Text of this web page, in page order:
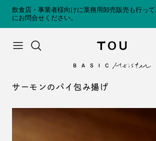
コンテンツへスキップ
飲食店・事業者様向けに業務用卸売販売も行っ
にお問合せください。
サーモンのパイ包み揚げ